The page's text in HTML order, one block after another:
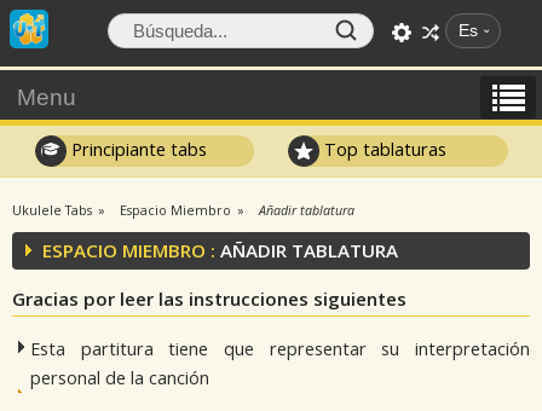
Es
Menu
Principiante tabs Top tablaturas
Ukulele Tabs Espacio Miembro Añadir tablatura
ESPACIO MIEMBRO : AÑADIR TABLATURA
Gracias por leer las instrucciones siguientes
Esta partitura tiene que representar su interpretación
personal de la canción